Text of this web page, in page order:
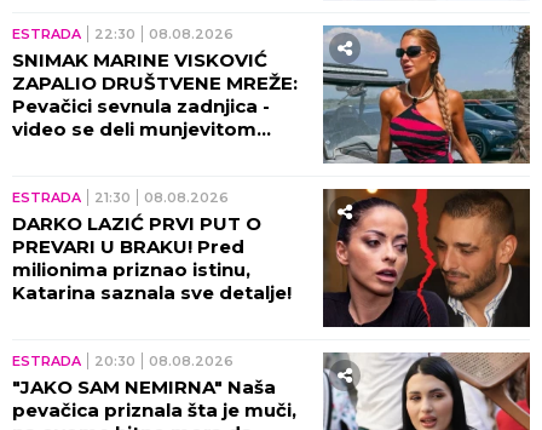
ESTRADA 22:30 08.08.2026
SNIMAK MARINE VISKOVIĆ
ZAPALIO DRUŠTVENE MREŽE:
Pevačici sevnula zadnjica -
video se deli munjevitom
ESTRADA 21:30 08.08.2026
DARKO LAZIĆ PRVI PUT O
PREVARI U BRAKU! Pred
milionima priznao istinu,
Katarina saznala sve detalje!
ESTRADA 20:30 08.08.2026
"JAKO SAM NEMIRNA" Naša
pevačica priznala šta je muči,